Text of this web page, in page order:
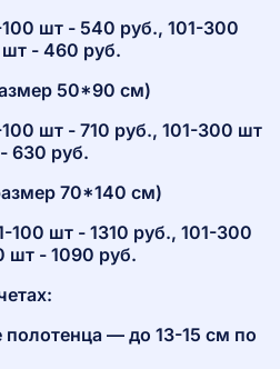
шт - 540 руб., 101-300
- 460 руб.
50*90 см)
шт - 710 руб., 101-300 шт
630 руб.
70*140 см)
100 шт - 1310 руб., 101-300
шт - 1090 руб.
полотенца ― до 13-15 см по